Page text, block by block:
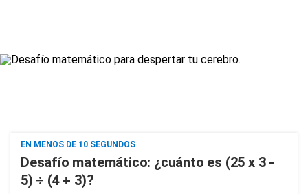
EN MENOS DE 10 SEGUNDOS
Desafío matemático: ¿cuánto es (25 x 3 -
5) ÷ (4 + 3)?